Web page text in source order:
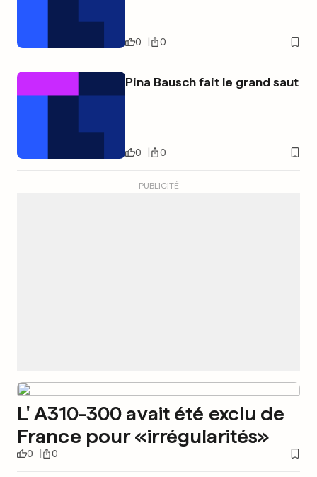
0 0
Pina Bausch fait le grand saut
0 0
PUBLICITÉ
L' A310-300 avait été exclu de
France pour «irrégularités»
0 0